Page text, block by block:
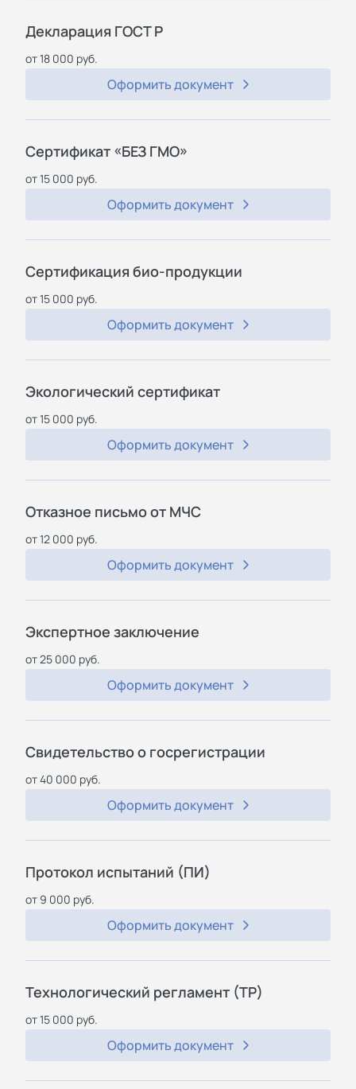
Декларация ГОСТ Р
от 18 000 руб.
Оформить документ
Сертификат «БЕЗ ГМО»
от 15 000 руб.
Оформить документ
Сертификация био-продукции
от 15 000 руб.
Оформить документ
Экологический сертификат
от 15 000 руб.
Оформить документ
Отказное письмо от МЧС
от 12 000 руб.
Оформить документ
Экспертное заключение
от 25 000 руб.
Оформить документ
Свидетельство о госрегистрации
от 40 000 руб.
Оформить документ
Протокол испытаний (ПИ)
от 9 000 руб.
Оформить документ
Технологический регламент (ТР)
от 15 000 руб.
Оформить документ